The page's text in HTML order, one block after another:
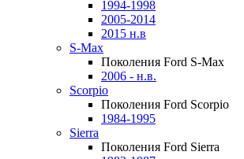
1994-1998
2005-2014
2015 н.в
S-Max
Поколения Ford S-Max
2006 - н.в.
Scorpio
Поколения Ford Scorpio
1984-1995
Sierra
Поколения Ford Sierra